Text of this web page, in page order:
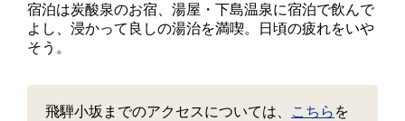
宿泊は炭酸泉のお宿、湯屋・下島温泉に宿泊で飲んで
よし、浸かって良しの湯治を満喫。日頃の疲れをいや
そう。
飛騨小坂までのアクセスについては、 こちら を